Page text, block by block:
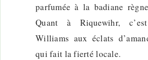
parfumée à la badiane
Quant à Riquewihr,
Williams aux éclats
qui fait la fierté locale.